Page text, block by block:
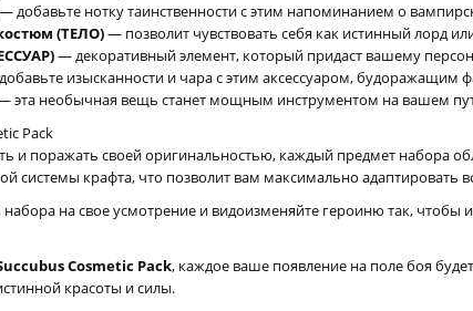
— добавьте нотку таинственности с этим напоминанием о
(ТЕЛО)— позволит чувствовать себя как истинный лорд
— декоративный элемент, который придаст вашему
изысканности и чара с этим аксессуаром, будоражащим
эта необычная вещь станет мощным инструментом на вашем
Pack
и поражать своей оригинальностью, каждый предмет набора
системы крафта, что позволит вам максимально
на свое усмотрение и видоизменяйте героиню так,
Cosmetic Pack, каждое ваше появление на поле боя
красоты и силы.